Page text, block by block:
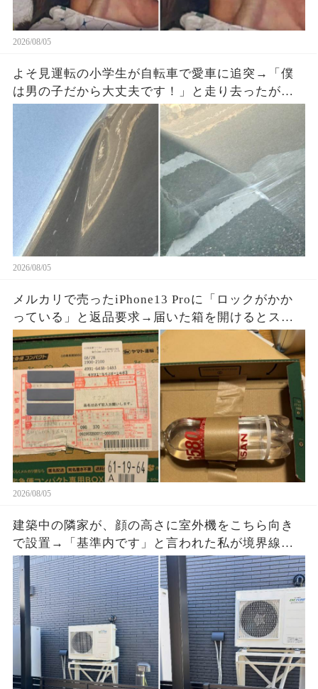
2026/08/05
よそ見運転の小学生が自転車で愛車に追突→「僕
は男の子だから大丈夫です！」と走り去ったが、
ドラレコに残った一言で両親が戻ってきた
2026/08/05
メルカリで売ったiPhone13 Proに「ロックがかか
っている」と返品要求→届いた箱を開けるとスマ
ホはなく、重量を合わせたペットボトルが固定さ
れていた
2026/08/05
建築中の隣家が、顔の高さに室外機をこちら向き
で設置→「基準内です」と言われた私が境界線と
排気方向の写真を送ると、現場監督が工事を止め
た